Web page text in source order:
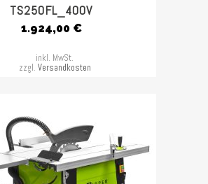
TS250FL_400V
1.924,00 €
inkl. MwSt.
zzgl. Versandkosten